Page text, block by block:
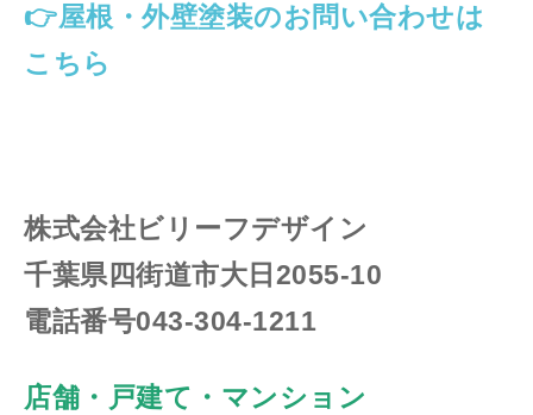
👉屋根・外壁塗装のお問い合わせは
こちら
株式会社ビリーフデザイン
千葉県四街道市大日2055-10
電話番号043-304-1211
店舗・戸建て・マンション